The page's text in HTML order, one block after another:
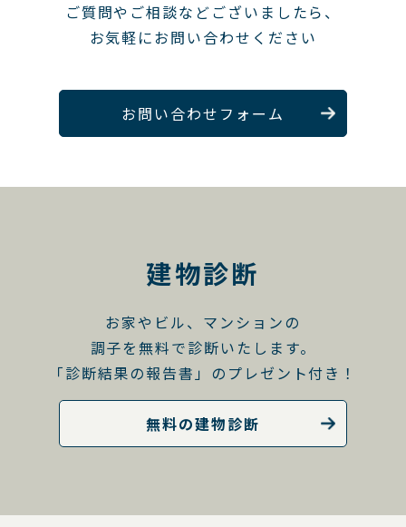
ご質問やご相談などございましたら、
お気軽にお問い合わせください
お問い合わせフォーム
建物診断
お家やビル、マンションの
調子を無料で診断いたします。
「診断結果の報告書」のプレゼント付き！
無料の建物診断